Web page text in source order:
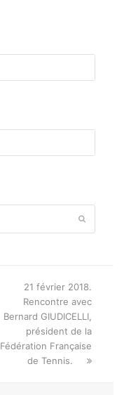
next
post:
21 février 2018.
Rencontre avec
Bernard GIUDICELLI,
président de la
Fédération Française
de Tennis.